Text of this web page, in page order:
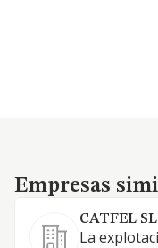
Empresas similares
Empresas
CATFEL SL
La